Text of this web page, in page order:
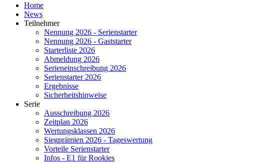
Home
News
Teilnehmer
Nennung 2026 - Serienstarter
Nennung 2026 - Gaststarter
Starterliste 2026
Abmeldung 2026
Serieneinschreibung 2026
Serienstarter 2026
Ergebnisse
Sicherheitshinweise
Serie
Ausschreibung 2026
Zeitplan 2026
Wertungsklassen 2026
Siegprämien 2026 - Tageswertung
Vorteile Serienstarter
Infos - E1 für Rookies